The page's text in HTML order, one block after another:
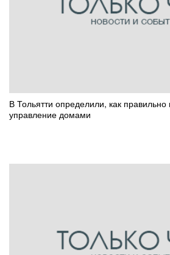
В Тольятти определили, как правильно
управление домами